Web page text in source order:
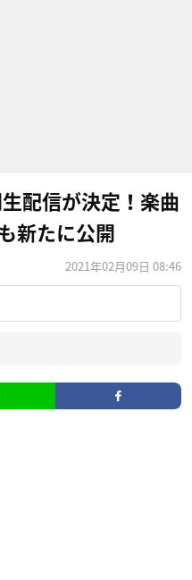
配信が決定！楽曲
新たに公開
2021年02月09日 08:46